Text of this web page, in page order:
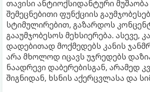
თავისი ანტიოქსიდანტური
შემეცნებითი ფუნქციის
სტიმულირებით, გაზარდოს
გააუმჯობესოს მეხსიერება. ასევე,
დადებითად მოქმედებს კანის
არა მხოლოდ იცავს უჯრედებს
ნაადრევი დაბერებისგან, არამედ
შიგნიდან, ხსნის აქერცვლასა და